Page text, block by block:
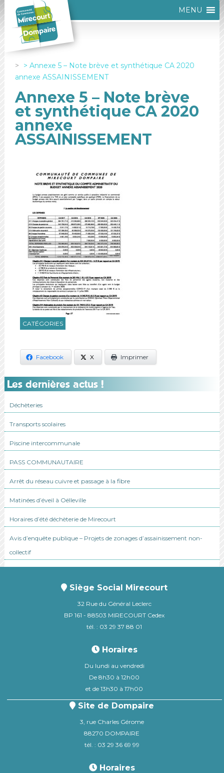
MENU
Annexe 5 – Note brève et synthétique CA 2020
annexe ASSAINISSEMENT
Annexe 5 – Note brève
et synthétique CA 2020
annexe
ASSAINISSEMENT
CATÉGORIES
Facebook X Imprimer
Les dernières actus !
Déchèteries
Transports scolaires
Piscine intercommunale
PASS COMMUNAUTAIRE
Arrêt du réseau cuivre et passage à la fibre
Matinées d’éveil à Oëlleville
Horaires d’été déchèterie de Mirecourt
Avis d’enquête publique – Projets de zonages d’assainissement non-
collectif
Siège Social Mirecourt
32 Rue du Général Leclerc
BP 161 - 88503 MIRECOURT Cedex
tél. : 03 29 37 88 01
Horaires
Du lundi au vendredi
De 8h30 à 12h00
et de 13h30 à 17h00
Site de Dompaire
3, rue Charles Gérome
88270 DOMPAIRE
tél. : 03 29 36 69 99
Horaires